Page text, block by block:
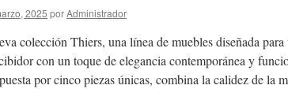
2025 porAdministrador
colección Thiers, una línea de muebles diseñada
con un toque de elegancia contemporánea y
por cinco piezas únicas, combina la calidez de la